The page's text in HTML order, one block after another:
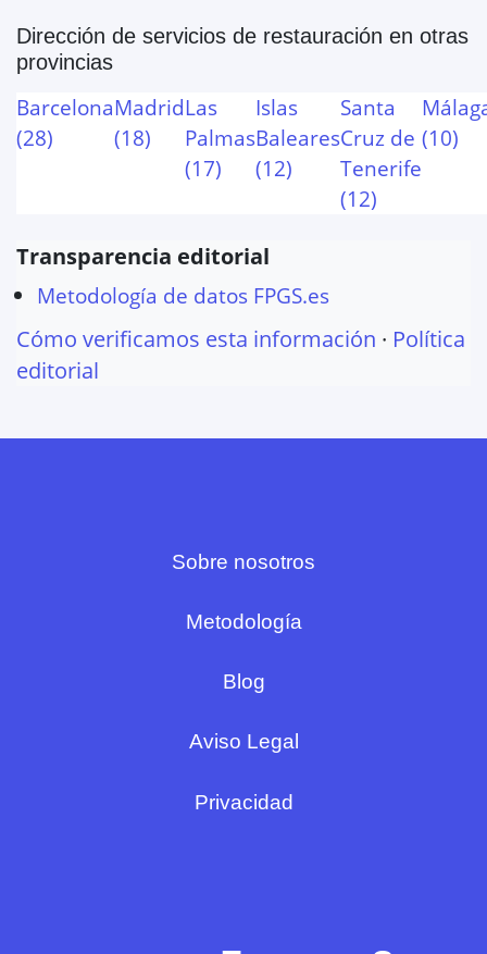
Dirección de servicios de restauración en otras
provincias
Barcelona
(28)
Madrid
(18)
Las
Palmas
(17)
Islas
Baleares
(12)
Santa
Cruz de
Tenerife
(12)
(10)
Transparencia editorial
Metodología de datos FPGS.es
Cómo verificamos esta información · Política
editorial
Sobre nosotros
Metodología
Blog
Aviso Legal
Privacidad